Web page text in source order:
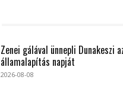
Zenei gálával ünnepli Dunakeszi
államalapítás napját
2026-08-08